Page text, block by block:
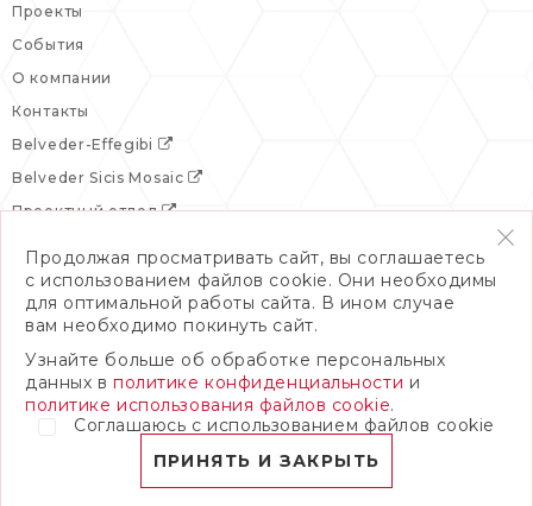
Проекты
События
О компании
Контакты
Belveder-Effegibi
Belveder Sicis Mosaic
Проектный отдел
© 2026 БельведерПолитика конфиденциальности
ПОЛНАЯ ВЕРСИЯ САЙТА
Продолжая просматривать сайт, вы соглашаетесь
с использованием файлов cookie. Они необходимы
для оптимальной работы сайта. В ином случае
вам необходимо покинуть сайт.
Узнайте больше об обработке персональных
данных вполитике конфиденциальности и
политике использования файлов cookie.
Соглашаюсь с использованием файлов cookie
ПРИНЯТЬ И ЗАКРЫТЬ